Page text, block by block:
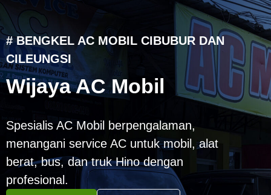
# BENGKEL AC MOBIL CIBUBUR DAN
CILEUNGSI
Wijaya AC Mobil
Spesialis AC Mobil berpengalaman,
menangani service AC untuk mobil, alat
berat, bus, dan truk Hino dengan
profesional.